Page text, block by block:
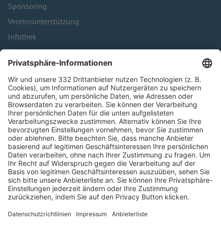
Sponsoring
Vereinsunterstützung
Infothek
Kontakt
HÄUFIG BESUCHTE SEITEN
Pässe und Vereinswechsel
Trainerausbildung
Schulungsangebot Vereinsmitarbeiter
BFV-Geschäftsstellen
Trainerbörse
Login SpielPlus
FOLGE DEM BFV